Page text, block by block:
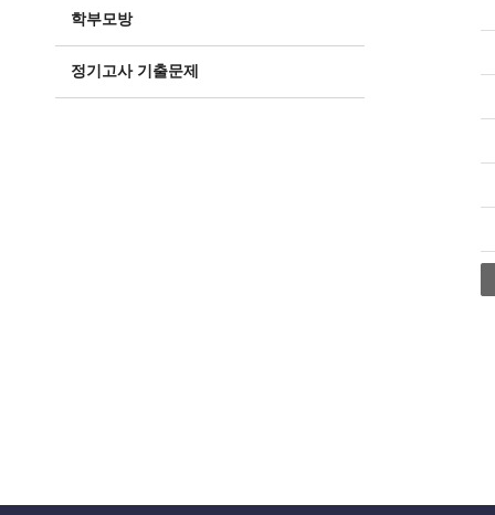
학부모방
정기고사 기출문제